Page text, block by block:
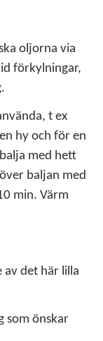
oljorna via
förkylningar,
t ex
hy och för en
med hett
baljan med
min. Värm
av det här lilla
som önskar